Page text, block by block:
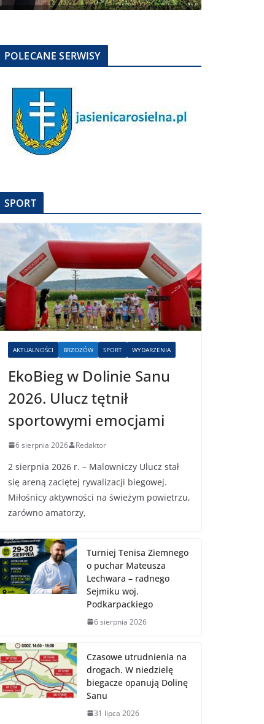
POLECANE SERWISY
SPORT
AKTUALNOŚCI BRZOZÓW SPORT WYDARZENIA
EkoBieg w Dolinie Sanu
2026. Ulucz tętnił
sportowymi emocjami
6 sierpnia 2026 Redaktor
2 sierpnia 2026 r. – Malowniczy Ulucz stał
się areną zaciętej rywalizacji biegowej.
Miłośnicy aktywności na świeżym powietrzu,
zarówno amatorzy,
Turniej Tenisa Ziemnego
o puchar Mateusza
Lechwara – radnego
Sejmiku woj.
Podkarpackiego
6 sierpnia 2026
Czasowe utrudnienia na
drogach. W niedzielę
biegacze opanują Dolinę
Sanu
31 lipca 2026